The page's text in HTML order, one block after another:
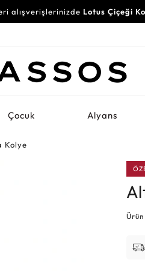
alışverişlerinizde Lotus Çiçeği
Çocuk Alyans
Kolye